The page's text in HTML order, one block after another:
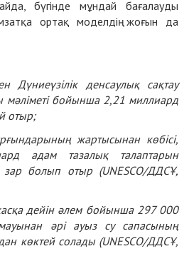
бүгінде мұндай бағалауды
ортақ моделдің жоғын да
Дүниеүзілік денсаулық сақтау
бойынша 2,21 миллиард
отыр;
жартысынан көбісі,
адам тазалық талаптарын
зар болып отыр (UNESCO/ДДСҰ,
дейін әлем бойынша 297 000
әрі ауыз су сапасының
көктей солады (UNESCO/ДДСҰ,